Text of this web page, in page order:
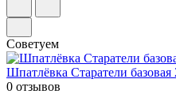
Советуем
Шпатлёвка Старатели базовая
0 отзывов